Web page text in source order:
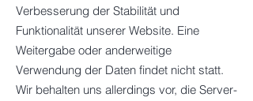
Verbesserung der Stabilität und
Funktionalität unserer Website. Eine
Weitergabe oder anderweitige
Verwendung der Daten findet nicht statt.
Wir behalten uns allerdings vor, die Server-